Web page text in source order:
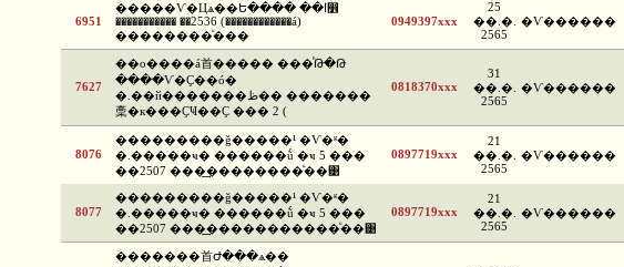
6951
�����Ѵ�Цѧ��Ե���� ��ا෾
����������� ��2536 (������������á)
��������ͧ���
0949397xxx
25
��.�.
2565
�Ѵ������
7627
��о����á⾸����� ���ͪԹ�Թ
����Ѵ�Ҫ��ó�
�.��й�������ظ�� �������
稾�к���ҪҸ��Ҫ ��� 2 (
0818370xxx
31
��.�.
2565
�Ѵ������
8076
���������ǧ�����¹ �Ѵ�ʶ�
�.�����ҹ� ������ṹ �ҹ 5 ���
��2507 ���͢��������ͧ��͹
0897719xxx
21
��.�.
2565
�Ѵ������
8077
���������ǧ�����¹ �Ѵ�ʶ�
�.�����ҹ� ������ṹ �ҹ 5 ���
��2507 ���͢�����������ͧ��͹
0897719xxx
21
��.�.
2565
�Ѵ������
�������⾸Ժ���ѧ��